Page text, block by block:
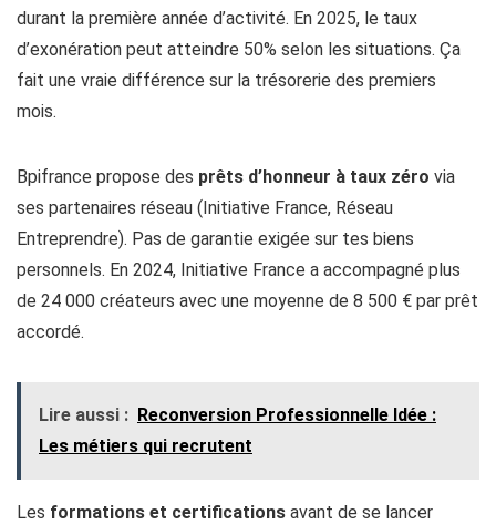
durant la première année d’activité. En 2025, le taux
d’exonération peut atteindre 50% selon les situations. Ça
fait une vraie différence sur la trésorerie des premiers
mois.
Bpifrance propose des prêts d’honneur à taux zéro via
ses partenaires réseau (Initiative France, Réseau
Entreprendre). Pas de garantie exigée sur tes biens
personnels. En 2024, Initiative France a accompagné plus
de 24 000 créateurs avec une moyenne de 8 500 € par prêt
accordé.
Lire aussi : Reconversion Professionnelle Idée :
Les métiers qui recrutent
Les formations et certifications avant de se lancer